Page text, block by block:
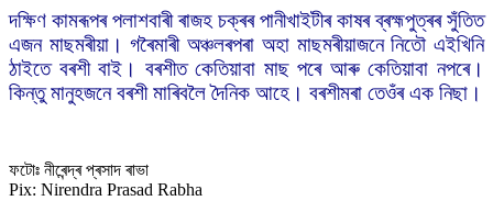
দক্ষিণ কামৰূপৰ পলাশবাৰী ৰাজহ চক্ৰৰ পানীখাইটীৰ কাষৰ ব্ৰহ্মপুত্ৰৰ সুঁতিত
এজন মাছমৰীয়া। গৰৈমাৰী অঞ্চলৰপৰা অহা মাছমৰীয়াজনে নিতৌ এইখিনি
ঠাইতে বৰশী বাই। বৰশীত কেতিয়াবা মাছ পৰে আৰু কেতিয়াবা নপৰে।
কিন্তু মানুহজনে বৰশী মাৰিবলৈ দৈনিক আহে। বৰশীমৰা তেওঁৰ এক নিছা।
ফটোঃ নীৰেন্দ্ৰ প্ৰসাদ ৰাভা
Pix: Nirendra Prasad Rabha